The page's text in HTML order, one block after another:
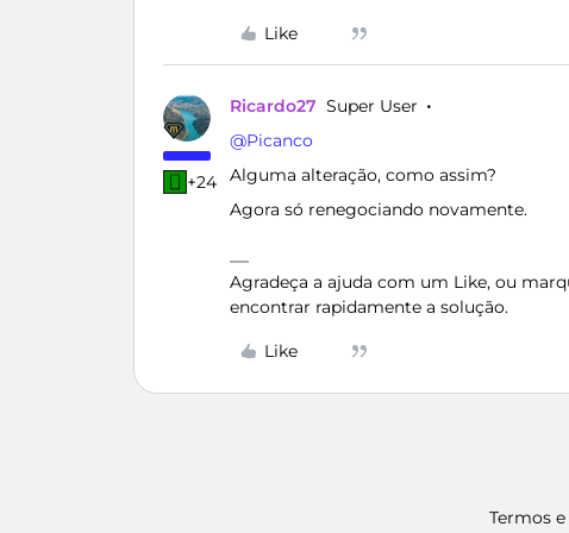
Like
+24
Ricardo27 Super User
@Picanco
Alguma alteração, como assim?
Agora só renegociando novamente.
Agradeça a ajuda com um Like, ou
encontrar rapidamente a solução.
Like
Termos